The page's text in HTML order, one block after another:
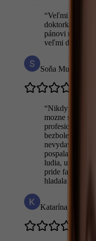
“Veľmi mila
doktorka aj
pánovi na
veľmi dobra
Soňa Murínová
“Nikdy by som
mozne sa citit
profesionalny
bezbolestne
nevydavali
pospala :).
ludia, uz od
pride fajn na
hladala dlhsie,
Katarína